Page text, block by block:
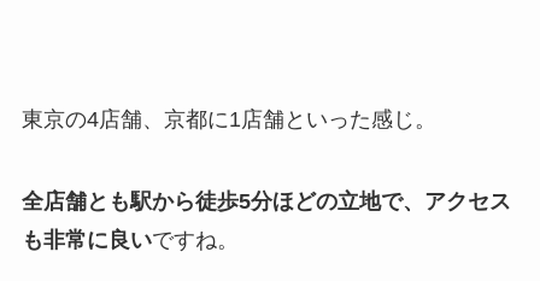
東京の4店舗、京都に1店舗といった感じ。
全店舗とも駅から徒歩5分ほどの立地で、アクセス
も非常に良いですね。